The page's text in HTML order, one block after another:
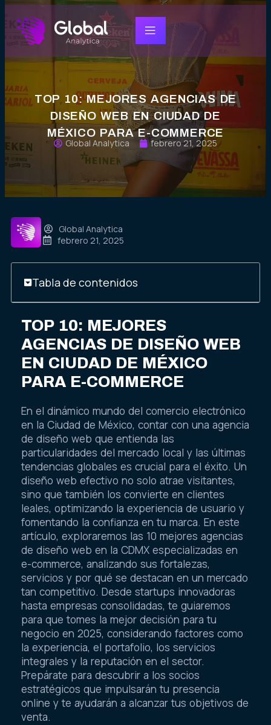
TOP 10: MEJORES AGENCIAS DE
DISEÑO WEB EN CIUDAD DE
MÉXICO PARA E-COMMERCE
Global Analytica febrero 21, 2025
Global Analytica
febrero 21, 2025
Tabla de contenidos
TOP 10: MEJORES
AGENCIAS DE DISEÑO WEB
EN CIUDAD DE MÉXICO
PARA E-COMMERCE
En el dinámico mundo del comercio electrónico
en la Ciudad de México, contar con una agencia
de diseño web que entienda las
particularidades del mercado local y las últimas
tendencias globales es crucial para el éxito. Un
diseño web efectivo no solo atrae visitantes,
sino que también los convierte en clientes
leales, optimizando la experiencia de usuario y
fomentando la confianza en tu marca. En este
artículo, exploraremos las 10 mejores agencias
de diseño web en la CDMX especializadas en
e-commerce, analizando sus fortalezas,
servicios y por qué se destacan en un mercado
tan competitivo. Desde startups innovadoras
hasta empresas consolidadas, te guiaremos
para que tomes la mejor decisión para tu
negocio en 2025, considerando factores como
la experiencia, el portafolio, los servicios
integrales y la reputación en el sector.
Prepárate para descubrir a los socios
estratégicos que impulsarán tu presencia
online y te ayudarán a alcanzar tus objetivos de
venta.